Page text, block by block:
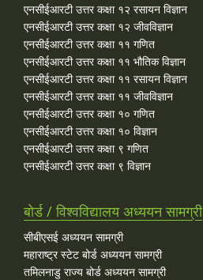
एनसीईआरटी उत्तर कक्षा १२ रसायन विज्ञान
एनसीईआरटी उत्तर कक्षा १२ जीवविज्ञान
एनसीईआरटी उत्तर कक्षा ११ गणित
एनसीईआरटी उत्तर कक्षा ११ भौतिक विज्ञान
एनसीईआरटी उत्तर कक्षा ११ रसायन विज्ञान
एनसीईआरटी उत्तर कक्षा ११ जीवविज्ञान
एनसीईआरटी उत्तर कक्षा १० गणित
एनसीईआरटी उत्तर कक्षा १० विज्ञान
एनसीईआरटी उत्तर कक्षा ९ गणित
एनसीईआरटी उत्तर कक्षा ९ विज्ञान
बोर्ड / विश्वविद्यालय अध्ययन सामग्री
सीबीएसई अध्ययन सामग्री
महाराष्ट्र स्टेट बोर्ड अध्ययन सामग्री
तमिलनाडु राज्य बोर्ड अध्ययन सामग्री